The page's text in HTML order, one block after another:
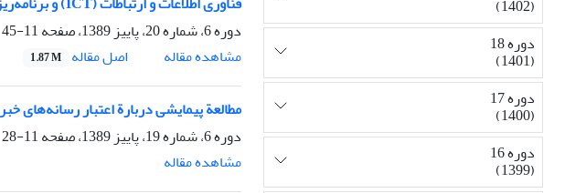
دوره 6، شماره 20، پاییز 1389، صفحه
11-45
مشاهده مقاله
اصل مقاله 1.87 M
مطالعة پیمایشی دربارة اعتبار رسانه‌های
دوره 6، شماره 19، پاییز 1389، صفحه
11-28
مشاهده مقاله
(1402)
دوره 18
(1401)
دوره 17
(1400)
دوره 16
(1399)